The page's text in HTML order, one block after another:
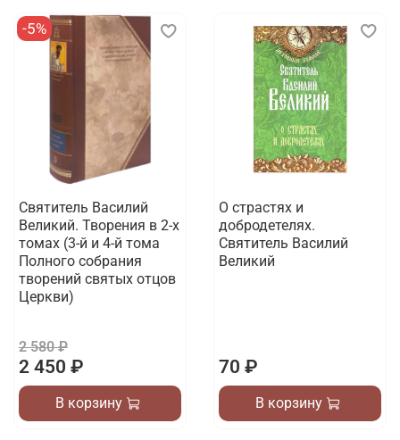
-5%
Святитель Василий
Великий. Творения в 2-х
томах (3-й и 4-й тома
Полного собрания
творений святых отцов
Церкви)
2 580 ₽
2 450 ₽
В корзину
О страстях и
добродетелях.
Святитель Василий
Великий
70 ₽
В корзину